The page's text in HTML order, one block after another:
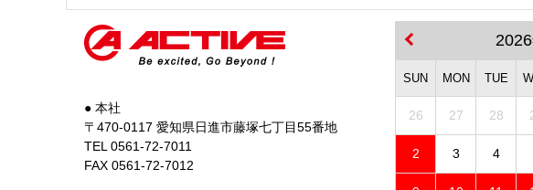
● 本社
〒470-0117 愛知県日進市藤塚七丁目55番地
TEL 0561-72-7011
FAX 0561-72-7012
SUN MON TUE
26 27 28
2 3 4